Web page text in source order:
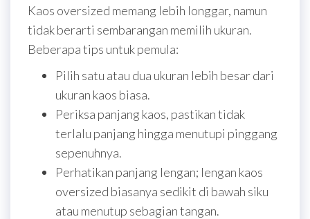
Kaos oversized memang lebih longgar, namun
tidak berarti sembarangan memilih ukuran.
Beberapa tips untuk pemula:
Pilih satu atau dua ukuran lebih besar dari
ukuran kaos biasa.
Periksa panjang kaos, pastikan tidak
terlalu panjang hingga menutupi pinggang
sepenuhnya.
Perhatikan panjang lengan; lengan kaos
oversized biasanya sedikit di bawah siku
atau menutup sebagian tangan.